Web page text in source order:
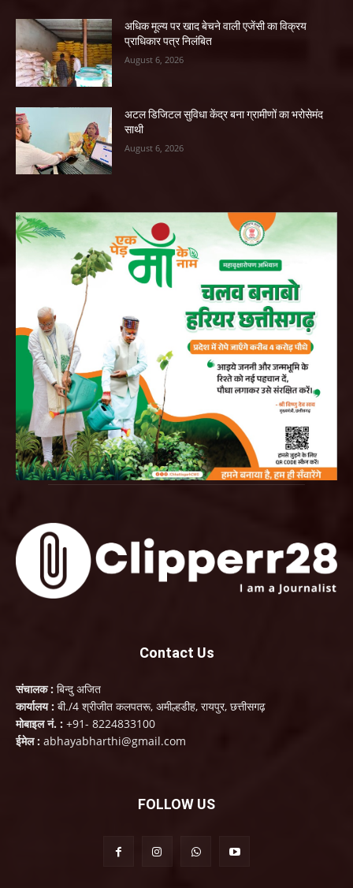
अधिक मूल्य पर खाद बेचने वाली एजेंसी का विक्रय
प्राधिकार पत्र निलंबित
August 6, 2026
अटल डिजिटल सुविधा केंद्र बना ग्रामीणों का भरोसेमंद
साथी
August 6, 2026
Contact Us
संचालक : बिन्दु अजित
कार्यालय : बी./4 श्रीजीत कलपतरू, अमील्हडीह, रायपुर, छत्तीसगढ़
मोबाइल नं. : +91- 8224833100
ईमेल : abhayabharthi@gmail.com
FOLLOW US